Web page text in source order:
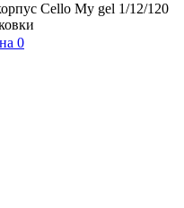
Cello My gel 1/12/120
0